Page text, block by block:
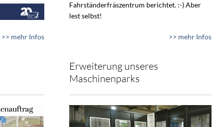
>> mehr Infos
Fahrständerfräszentrum berichtet. :-) Aber
lest selbst!
>> mehr Infos
Erweiterung unseres
Maschinenparks